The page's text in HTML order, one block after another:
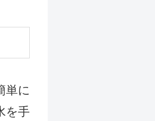
単に
を手